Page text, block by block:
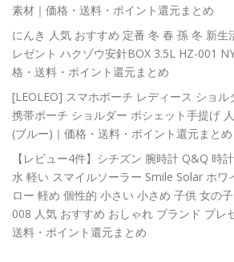
素材｜価格・送料・ポイント還元まとめ
にんき 人気 おすすめ 定番 冬 春 孫 冬 新生
レゼント ハクゾウ安針BOX 3.5L HZ-001
格・送料・ポイント還元まとめ
[LEOLEO] スマホポーチ レディース ショル
携帯ポーチ ショルダー ポシェット手提げ
(ブルー)｜価格・送料・ポイント還元まとめ
【レビュー4件】シチズン 腕時計 Q&Q 時
水 軽い スマイルソーラー Smile Solar ホワ
ロー 軽め 個性的 小さい 小さめ 子供 女の
008 人気 おすすめ おしゃれ ブランド プレ
送料・ポイント還元まとめ